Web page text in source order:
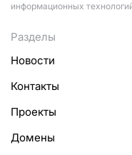
информационных
Разделы
Новости
Контакты
Проекты
Домены